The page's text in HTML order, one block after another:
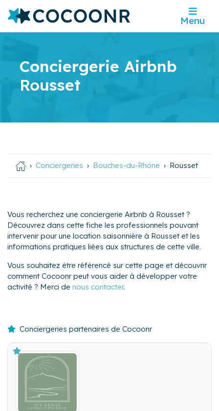
Menu
Conciergerie Airbnb
Rousset
Conciergeries Bouches-du-Rhône Rousset
Vous recherchez une conciergerie Airbnb à Rousset ?
Découvrez dans cette fiche les professionnels pouvant
intervenir pour une location saisonnière à Rousset et les
informations pratiques liées aux structures de cette ville.
Vous souhaitez être référencé sur cette page et découvrir
comment Cocoonr peut vous aider à développer votre
activité ? Merci de nous contacter.
Conciergeries partenaires de Cocoonr